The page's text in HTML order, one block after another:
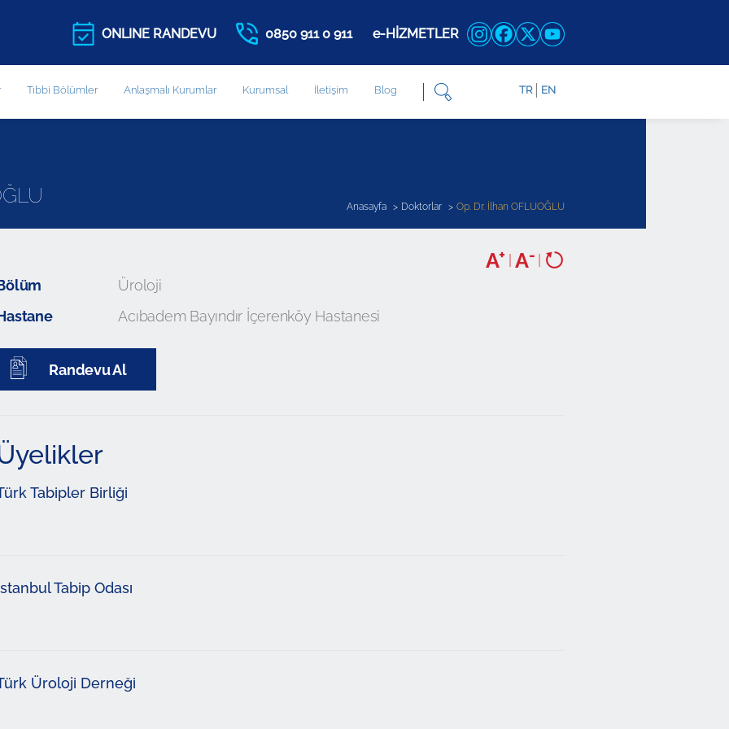
ONLINE RANDEVU 0850 911 0 911 e-HİZMETLER
Tıbbi Bölümler Anlaşmalı Kurumlar Kurumsal İletişim Blog TR EN
Anasayfa Doktorlar Op. Dr. İlhan OFLUOĞLU
A+ A-
Üroloji
Acıbadem Bayındır İçerenköy Hastanesi
Randevu Al
Tabipler Birliği
Tabip Odası
Üroloji Derneği